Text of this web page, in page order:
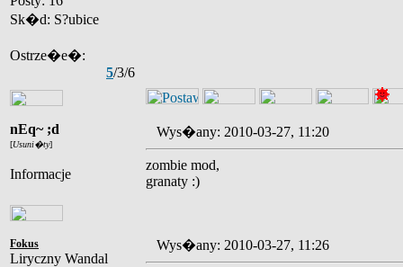
Sk�d: S?ubice
Ostrze�e�:
5/3/6
nEq~ ;d
[Usuni�ty]
Informacje
Wys�any: 2010-03-27, 11:20
zombie mod,
granaty :)
Fokus
Liryczny Wandal
Wys�any: 2010-03-27, 11:26